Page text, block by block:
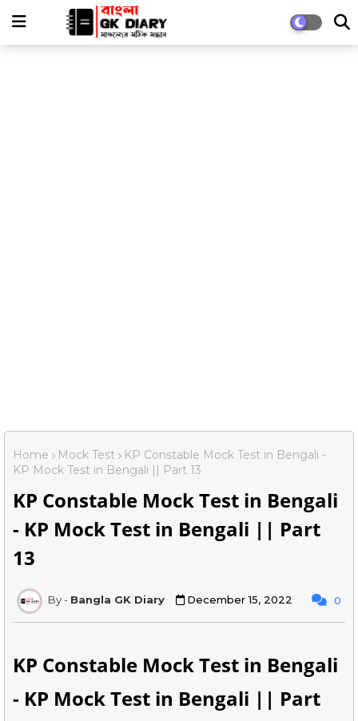
Home Mock Test
KP Constable Mock Test in Bengali -
KP Mock Test in Bengali || Part 13
KP Constable Mock Test in Bengali
- KP Mock Test in Bengali || Part
13
Bangla GK Diary December 15, 2022 0
KP Constable Mock Test in Bengali
- KP Mock Test in Bengali || Part